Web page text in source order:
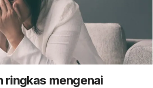
ringkas mengenai